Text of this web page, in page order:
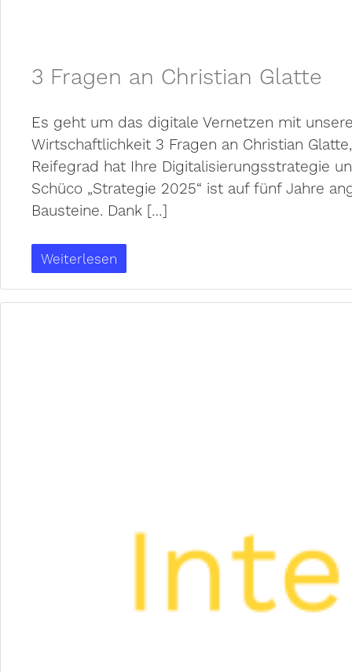
3 Fragen an Christian Glatte
Es geht um das digitale Vernetzen mit
Wirtschaftlichkeit 3 Fragen an Christian
Reifegrad hat Ihre Digitalisierungsstrategie
Schüco „Strategie 2025“ ist auf fünf Jahre
Bausteine. Dank […]
Weiterlesen